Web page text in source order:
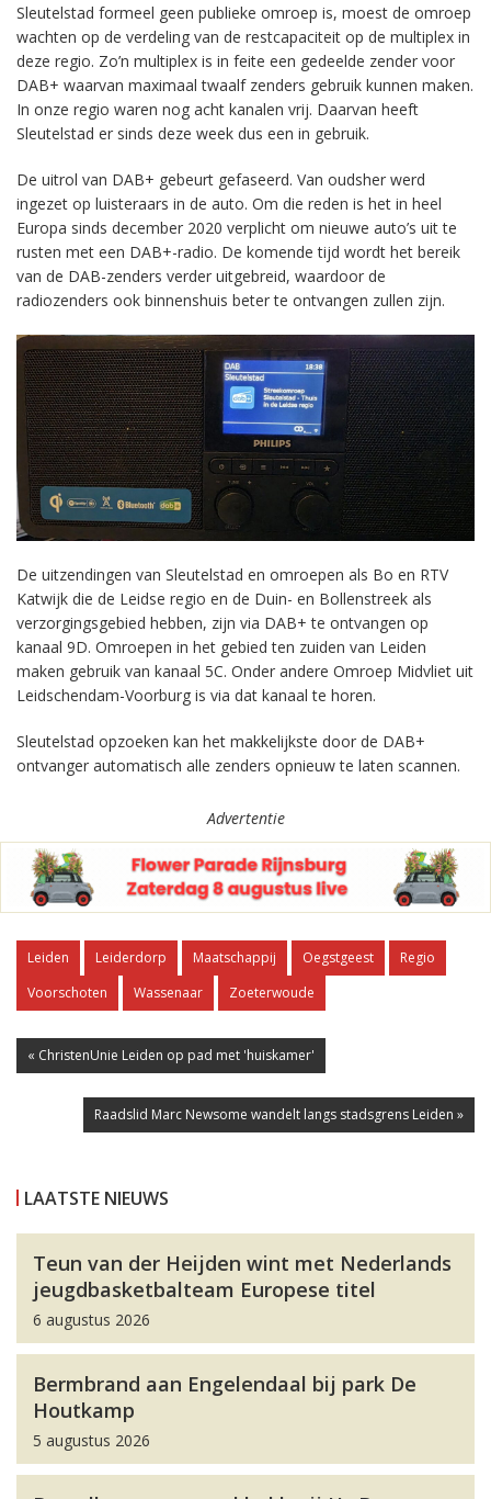
Sleutelstad formeel geen publieke omroep is, moest de omroep
wachten op de verdeling van de restcapaciteit op de multiplex in
deze regio. Zo’n multiplex is in feite een gedeelde zender voor
DAB+ waarvan maximaal twaalf zenders gebruik kunnen maken.
In onze regio waren nog acht kanalen vrij. Daarvan heeft
Sleutelstad er sinds deze week dus een in gebruik.
De uitrol van DAB+ gebeurt gefaseerd. Van oudsher werd
ingezet op luisteraars in de auto. Om die reden is het in heel
Europa sinds december 2020 verplicht om nieuwe auto’s uit te
rusten met een DAB+-radio. De komende tijd wordt het bereik
van de DAB-zenders verder uitgebreid, waardoor de
radiozenders ook binnenshuis beter te ontvangen zullen zijn.
De uitzendingen van Sleutelstad en omroepen als Bo en RTV
Katwijk die de Leidse regio en de Duin- en Bollenstreek als
verzorgingsgebied hebben, zijn via DAB+ te ontvangen op
kanaal 9D. Omroepen in het gebied ten zuiden van Leiden
maken gebruik van kanaal 5C. Onder andere Omroep Midvliet uit
Leidschendam-Voorburg is via dat kanaal te horen.
Sleutelstad opzoeken kan het makkelijkste door de DAB+
ontvanger automatisch alle zenders opnieuw te laten scannen.
Advertentie
Leiden Leiderdorp Maatschappij Oegstgeest
Regio
Voorschoten
Wassenaar Zoeterwoude
« ChristenUnie Leiden op pad met 'huiskamer'
Raadslid Marc Newsome wandelt langs stadsgrens Leiden »
LAATSTE NIEUWS
Teun van der Heijden wint met Nederlands
jeugdbasketbalteam Europese titel
6 augustus 2026
Bermbrand aan Engelendaal bij park De
Houtkamp
5 augustus 2026